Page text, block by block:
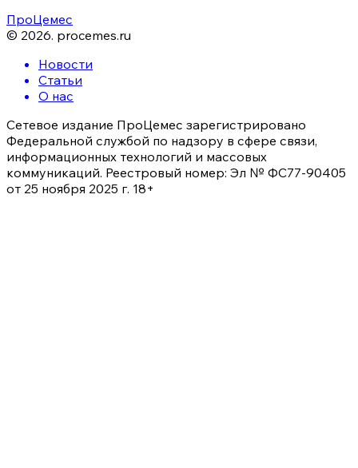
ПроЦемес
© 2026. procemes.ru
Новости
Статьи
О нас
Сетевое издание ПроЦемес зарегистрировано
Федеральной службой по надзору в сфере связи,
информационных технологий и массовых
коммуникаций. Реестровый номер: Эл № ФС77-90405
от 25 ноября 2025 г. 18+